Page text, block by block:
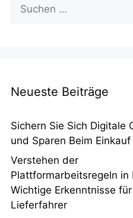
nach:
Neueste Beiträge
Sichern Sie Sich Digitale
und Sparen Beim Einkauf
Verstehen der
Plattformarbeitsregeln in
Wichtige Erkenntnisse für
Lieferfahrer